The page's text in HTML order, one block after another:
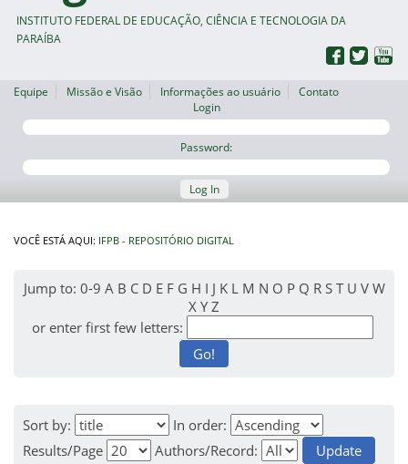
INSTITUTO FEDERAL DE EDUCAÇÃO, CIÊNCIA E TECNOLOGIA DA
PARAÍBA
Equipe Missão e Visão Informações ao usuário
Contato
Login
Password:
Log In
VOCÊ ESTÁ AQUI: IFPB - REPOSITÓRIO DIGITAL
Jump to: 0-9 A B C D E F G H I J K L M N O P Q R S T U V W
X Y Z
or enter first few letters:
Sort by:
In order:
Results/Page
Authors/Record: